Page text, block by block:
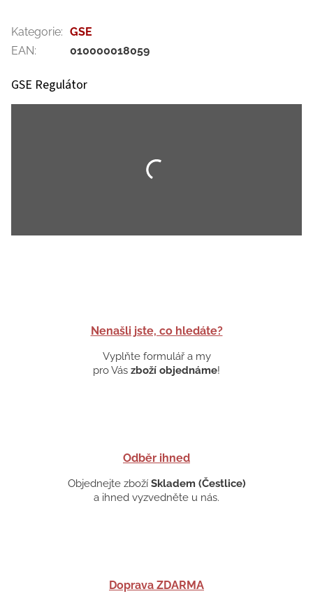
Nenašli jste, co hledáte?
Vyplňte formulář a my
pro Vás zboží objednáme!
Odběr ihned
Objednejte zboží Skladem (Čestlice)
a ihned vyzvedněte u nás.
Doprava ZDARMA
Kategorie: GSE
EAN: 010000018059
GSE Regulátor